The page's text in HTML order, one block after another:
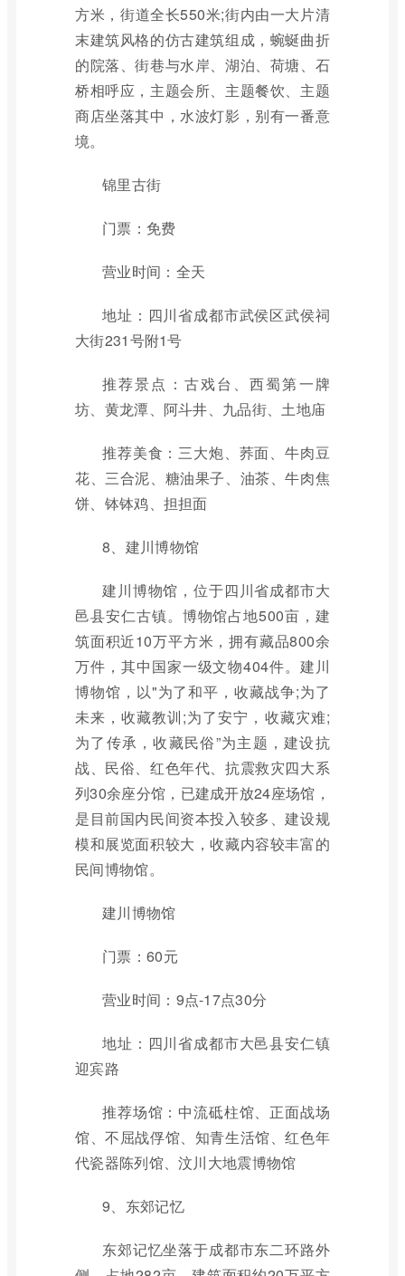
方米，街道全长550米;街内由一大片清
末建筑风格的仿古建筑组成，蜿蜒曲折
的院落、街巷与水岸、湖泊、荷塘、石
桥相呼应，主题会所、主题餐饮、主题
商店坐落其中，水波灯影，别有一番意
境。
锦里古街
门票：免费
营业时间：全天
地址：四川省成都市武侯区武侯祠
大街231号附1号
推荐景点：古戏台、西蜀第一牌
坊、黄龙潭、阿斗井、九品街、土地庙
推荐美食：三大炮、荞面、牛肉豆
花、三合泥、糖油果子、油茶、牛肉焦
饼、钵钵鸡、担担面
8、建川博物馆
建川博物馆，位于四川省成都市大
邑县安仁古镇。博物馆占地500亩，建
筑面积近10万平方米，拥有藏品800余
万件，其中国家一级文物404件。建川
博物馆，以"为了和平，收藏战争;为了
未来，收藏教训;为了安宁，收藏灾难;
为了传承，收藏民俗”为主题，建设抗
战、民俗、红色年代、抗震救灾四大系
列30余座分馆，已建成开放24座场馆，
是目前国内民间资本投入较多、建设规
模和展览面积较大，收藏内容较丰富的
民间博物馆。
建川博物馆
门票：60元
营业时间：9点-17点30分
地址：四川省成都市大邑县安仁镇
迎宾路
推荐场馆：中流砥柱馆、正面战场
馆、不屈战俘馆、知青生活馆、红色年
代瓷器陈列馆、汶川大地震博物馆
9、东郊记忆
东郊记忆坐落于成都市东二环路外